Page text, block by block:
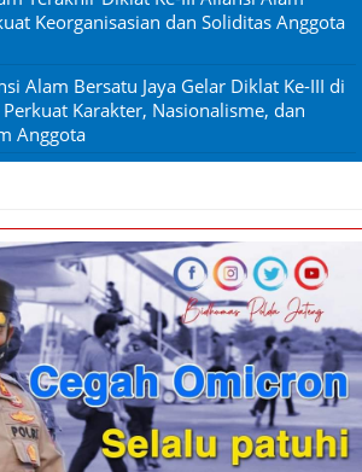
Keorganisasian dan Soliditas Anggota
Alam Bersatu Jaya Gelar Diklat Ke-III di
Perkuat Karakter, Nasionalisme, dan
Anggota